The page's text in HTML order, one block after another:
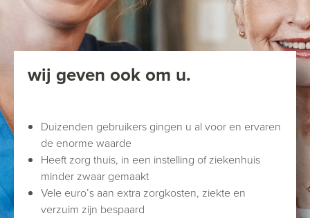
wij geven ook om u.
Duizenden gebruikers gingen u al voor en ervaren
de enorme waarde
Heeft zorg thuis, in een instelling of ziekenhuis
minder zwaar gemaakt
Vele euro’s aan extra zorgkosten, ziekte en
verzuim zijn bespaard